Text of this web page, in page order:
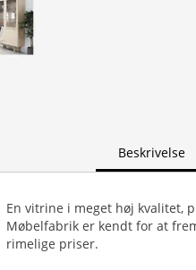
Beskrivelse
En vitrine i meget høj kvalitet,
Møbelfabrik er kendt for at
rimelige priser.